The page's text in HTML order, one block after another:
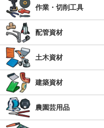
作業・切削工具
配管資材
土木資材
建築資材
農園芸用品